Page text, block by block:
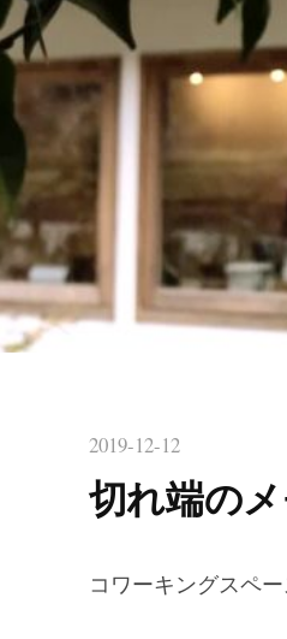
2019-12-12
切れ端の
コワーキングスペー